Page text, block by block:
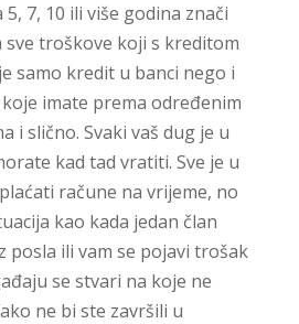
7, 10 ili više godina znači
sve troškove koji s kreditom
samo kredit u banci nego i
imate prema određenim
i slično. Svaki vaš dug je u
kad tad vratiti. Sve je u
račune na vrijeme, no
kao kada jedan član
posla ili vam se pojavi trošak
se stvari na koje ne
ne bi ste završili u